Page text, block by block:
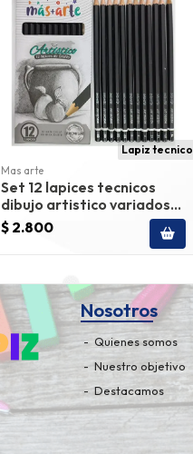
Lapiz tecnico
Mas arte
Set 12 lapices tecnicos
dibujo artistico variados
mas arte
$ 2.800
Nosotros
Quienes somos
Nuestro objetivo
Destacamos